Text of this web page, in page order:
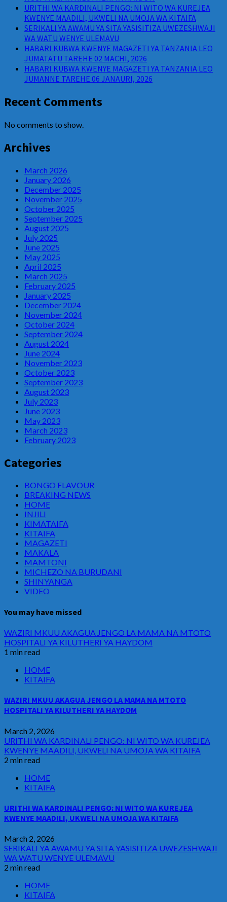
URITHI WA KARDINALI PENGO: NI WITO WA KUREJEA
KWENYE MAADILI, UKWELI NA UMOJA WA KITAIFA
SERIKALI YA AWAMU YA SITA YASISITIZA UWEZESHWAJI
WA WATU WENYE ULEMAVU
HABARI KUBWA KWENYE MAGAZETI YA TANZANIA LEO
JUMATATU TAREHE 02 MACHI, 2026
HABARI KUBWA KWENYE MAGAZETI YA TANZANIA LEO
JUMANNE TAREHE 06 JANAURI, 2026
Recent Comments
No comments to show.
Archives
March 2026
January 2026
December 2025
November 2025
October 2025
September 2025
August 2025
July 2025
June 2025
May 2025
April 2025
March 2025
February 2025
January 2025
December 2024
November 2024
October 2024
September 2024
August 2024
June 2024
November 2023
October 2023
September 2023
August 2023
July 2023
June 2023
May 2023
March 2023
February 2023
Categories
BONGO FLAVOUR
BREAKING NEWS
HOME
INJILI
KIMATAIFA
KITAIFA
MAGAZETI
MAKALA
MAMTONI
MICHEZO NA BURUDANI
SHINYANGA
VIDEO
You may have missed
WAZIRI MKUU AKAGUA JENGO LA MAMA NA MTOTO
HOSPITALI YA KILUTHERI YA HAYDOM
1 min read
HOME
KITAIFA
WAZIRI MKUU AKAGUA JENGO LA MAMA NA MTOTO
HOSPITALI YA KILUTHERI YA HAYDOM
March 2, 2026
URITHI WA KARDINALI PENGO: NI WITO WA KUREJEA
KWENYE MAADILI, UKWELI NA UMOJA WA KITAIFA
2 min read
HOME
KITAIFA
URITHI WA KARDINALI PENGO: NI WITO WA KUREJEA
KWENYE MAADILI, UKWELI NA UMOJA WA KITAIFA
March 2, 2026
SERIKALI YA AWAMU YA SITA YASISITIZA UWEZESHWAJI
WA WATU WENYE ULEMAVU
2 min read
HOME
KITAIFA